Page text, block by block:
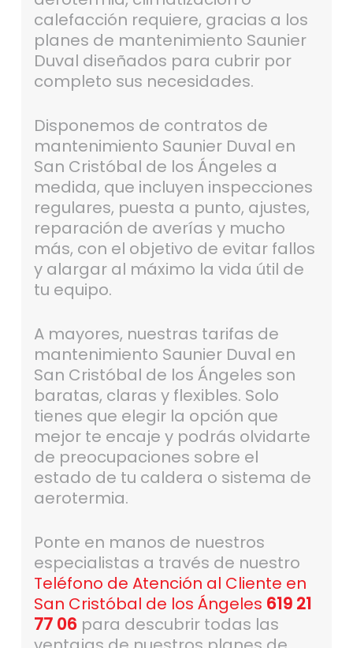
calefacción requiere, gracias a los
planes de mantenimiento Saunier
Duval diseñados para cubrir por
completo sus necesidades.
Disponemos de contratos de
mantenimiento Saunier Duval en
San Cristóbal de los Ángeles a
medida, que incluyen inspecciones
regulares, puesta a punto, ajustes,
reparación de averías y mucho
más, con el objetivo de evitar fallos
y alargar al máximo la vida útil de
tu equipo.
A mayores, nuestras tarifas de
mantenimiento Saunier Duval en
San Cristóbal de los Ángeles son
baratas, claras y flexibles. Solo
tienes que elegir la opción que
mejor te encaje y podrás olvidarte
de preocupaciones sobre el
estado de tu caldera o sistema de
aerotermia.
Ponte en manos de nuestros
especialistas a través de nuestro
Teléfono de Atención al Cliente en
San Cristóbal de los Ángeles 619 21
77 06 para descubrir todas las